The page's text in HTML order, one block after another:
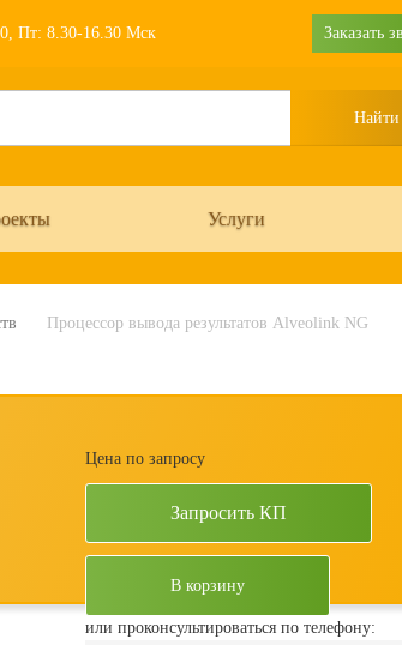
Пт: 8.30-16.30 Мск Заказать
Услуги
Процессор вывода результатов Alveolink NG
Цена по запросу
Запросить КП
В корзину
или проконсультироваться по телефону: